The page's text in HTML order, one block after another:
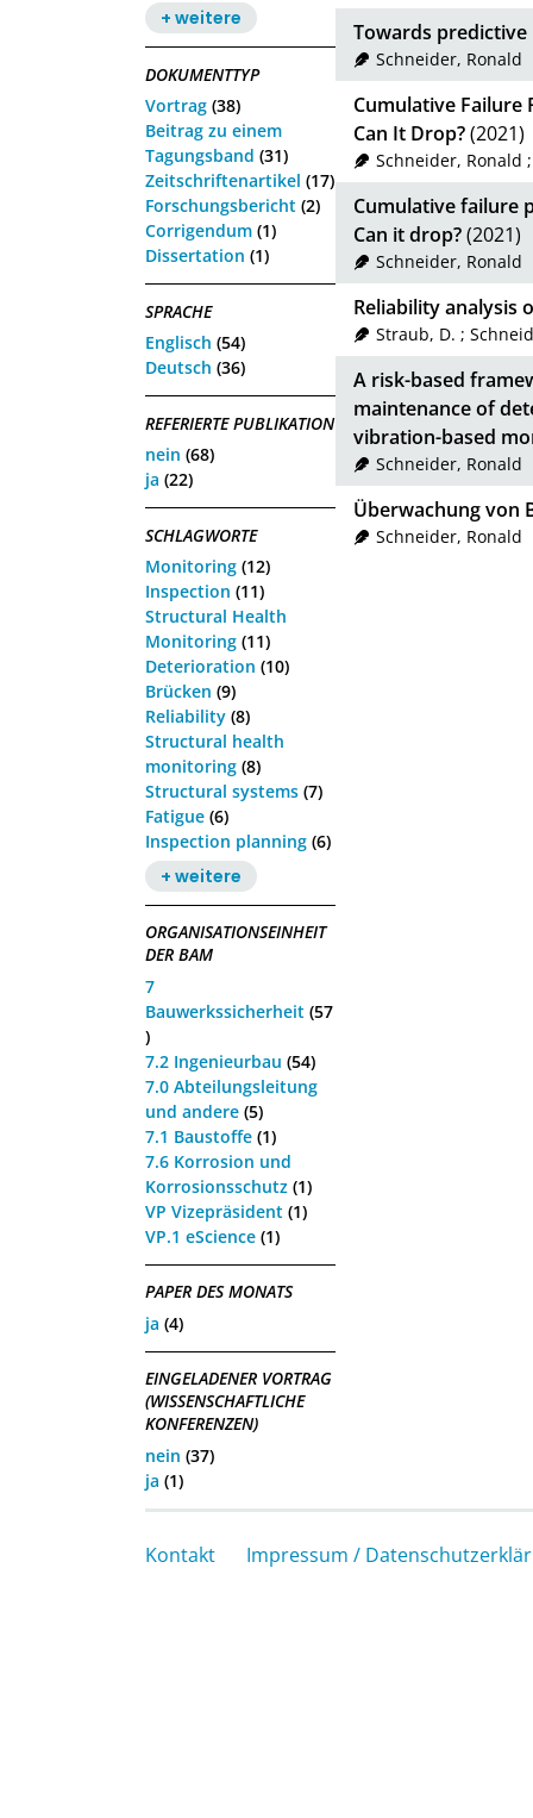
+ weitere
DOKUMENTTYP
Vortrag (38)
Beitrag zu einem
Tagungsband (31)
Zeitschriftenartikel (17)
Forschungsbericht (2)
Corrigendum (1)
Dissertation (1)
SPRACHE
Englisch (54)
Deutsch (36)
REFERIERTE PUBLIKATION
nein (68)
ja (22)
SCHLAGWORTE
Monitoring (12)
Inspection (11)
Structural Health
Monitoring (11)
Deterioration (10)
Brücken (9)
Reliability (8)
Structural health
monitoring (8)
Structural systems (7)
Fatigue (6)
Inspection planning (6)
+ weitere
ORGANISATIONSEINHEIT
DER BAM
7
Bauwerkssicherheit (57
)
7.2 Ingenieurbau (54)
7.0 Abteilungsleitung
und andere (5)
7.1 Baustoffe (1)
7.6 Korrosion und
Korrosionsschutz (1)
VP Vizepräsident (1)
VP.1 eScience (1)
PAPER DES MONATS
ja (4)
EINGELADENER VORTRAG
(WISSENSCHAFTLICHE
KONFERENZEN)
nein (37)
ja (1)
Towards
Schneider, Ronald
Cumulative
Can It Drop?(2021)
Schneider, Ronald
Cumulative failure
Can it drop?(2021)
Schneider, Ronald
Reliability analysis
Straub, D. ;
A risk-based
maintenance of
vibration-based
Schneider, Ronald
Überwachung von
Schneider, Ronald
Kontakt Impressum /